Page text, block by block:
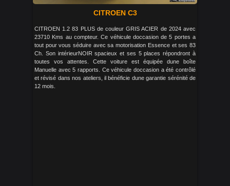
CITROEN C3
CITROEN 1.2 83 PLUS de couleur GRIS ACIER de 2024 avec
23710 Kms au compteur. Ce véhicule doccasion de 5 portes a
tout pour vous séduire avec sa motorisation Essence et ses 83
Ch. Son intérieurNOIR spacieux et ses 5 places répondront à
toutes vos attentes. Cette voiture est équipée dune boîte
Manuelle avec 5 rapports. Ce véhicule doccasion a été contrôlé
et révisé dans nos ateliers, il bénéficie dune garantie sérénité de
12 mois.